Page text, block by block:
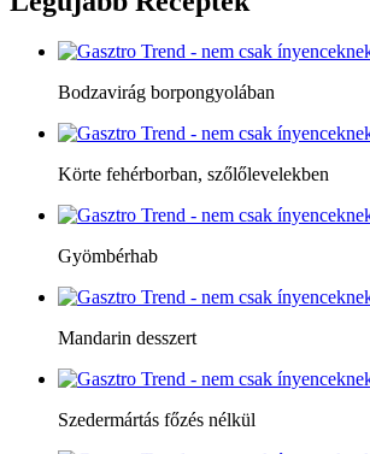
Bodzavirág borpongyolában
Körte fehérborban, szőlőlevelekben
Gyömbérhab
Mandarin desszert
Szedermártás főzés nélkül